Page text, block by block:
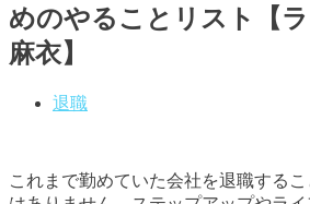
めのやることリスト【
麻衣】
退職
これまで勤めていた会社を退職する